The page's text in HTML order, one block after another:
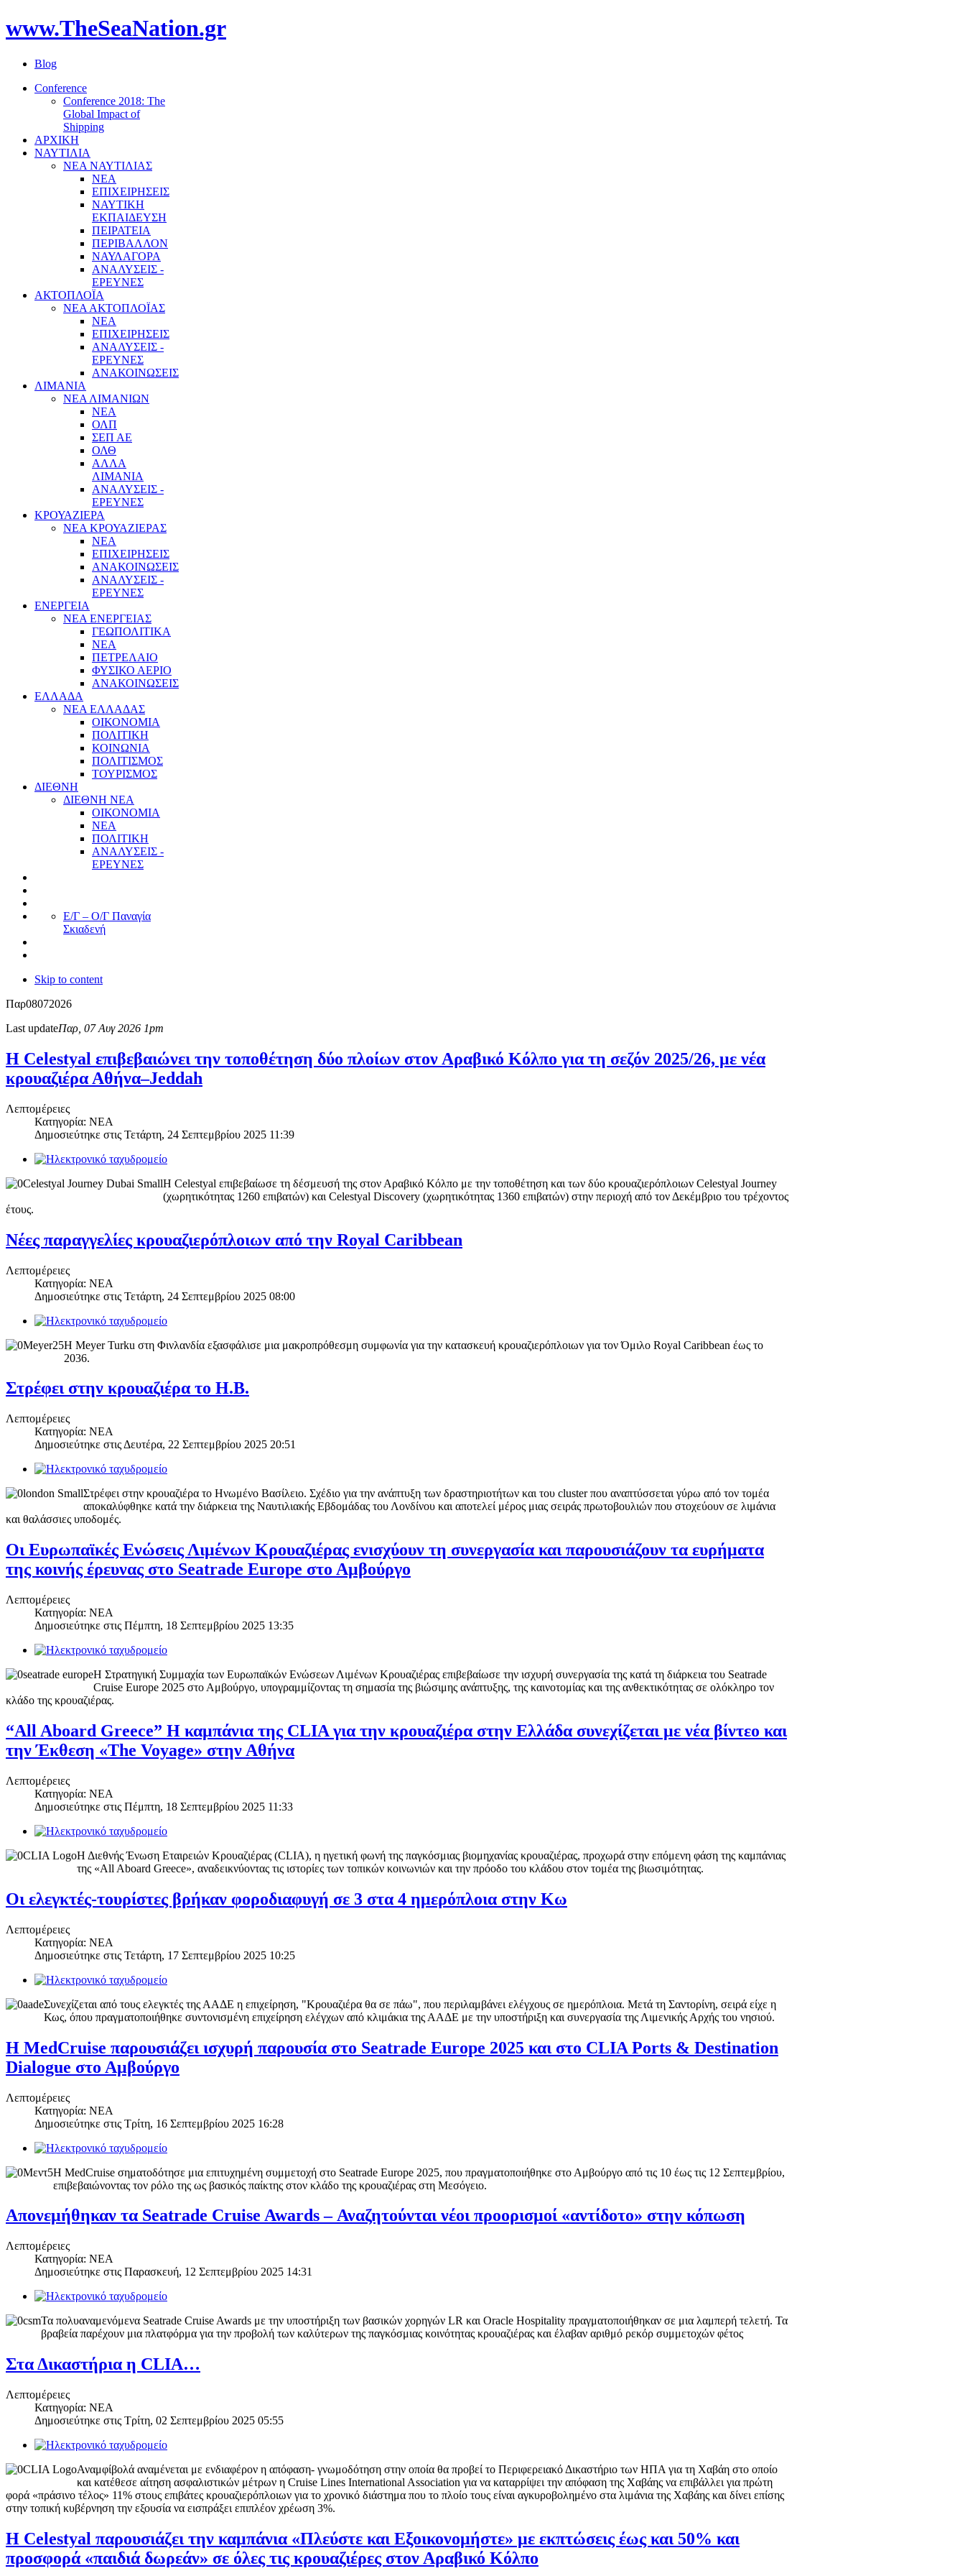
www.TheSeaNation.gr
Blog
Conference
Conference 2018: The
Global Impact of
Shipping
ΑΡΧΙΚΗ
ΝΑΥΤΙΛΙΑ
ΝΕΑ ΝΑΥΤΙΛΙΑΣ
ΝΕΑ
ΕΠΙΧΕΙΡΗΣΕΙΣ
ΝΑΥΤΙΚΗ
ΕΚΠΑΙΔΕΥΣΗ
ΠΕΙΡΑΤΕΙΑ
ΠΕΡΙΒΑΛΛΟΝ
ΝΑΥΛΑΓΟΡΑ
ΑΝΑΛΥΣΕΙΣ -
ΕΡΕΥΝΕΣ
ΑΚΤΟΠΛΟΪΑ
ΝΕΑ ΑΚΤΟΠΛΟΪΑΣ
ΝΕΑ
ΕΠΙΧΕΙΡΗΣΕΙΣ
ΑΝΑΛΥΣΕΙΣ -
ΕΡΕΥΝΕΣ
ΑΝΑΚΟΙΝΩΣΕΙΣ
ΛΙΜΑΝΙΑ
ΝΕΑ ΛΙΜΑΝΙΩΝ
ΝΕΑ
ΟΛΠ
ΣΕΠ ΑΕ
ΟΛΘ
ΑΛΛΑ
ΛΙΜΑΝΙΑ
ΑΝΑΛΥΣΕΙΣ -
ΕΡΕΥΝΕΣ
ΚΡΟΥΑΖΙΕΡΑ
ΝΕΑ ΚΡΟΥΑΖΙΕΡΑΣ
NEA
ΕΠΙΧΕΙΡΗΣΕΙΣ
ΑΝΑΚΟΙΝΩΣΕΙΣ
ΑΝΑΛΥΣΕΙΣ -
ΕΡΕΥΝΕΣ
ΕΝΕΡΓΕΙΑ
ΝΕΑ ΕΝΕΡΓΕΙΑΣ
ΓΕΩΠΟΛΙΤΙΚΑ
ΝΕΑ
ΠΕΤΡΕΛΑΙΟ
ΦΥΣΙΚΟ ΑΕΡΙΟ
ΑΝΑΚΟΙΝΩΣΕΙΣ
ΕΛΛΑΔΑ
ΝΕΑ ΕΛΛΑΔΑΣ
ΟΙΚΟΝΟΜΙΑ
ΠΟΛΙΤΙΚΗ
ΚΟΙΝΩΝΙΑ
ΠΟΛΙΤΙΣΜΟΣ
ΤΟΥΡΙΣΜΟΣ
ΔΙΕΘΝΗ
ΔΙΕΘΝΗ ΝΕΑ
ΟΙΚΟΝΟΜΙΑ
ΝΕΑ
ΠΟΛΙΤΙΚΗ
ΑΝΑΛΥΣΕΙΣ -
ΕΡΕΥΝΕΣ
Ε/Γ – Ο/Γ Παναγία
Σκιαδενή
Skip to content
Παρ08072026
Last updateΠαρ, 07 Αυγ 2026 1pm
Η Celestyal επιβεβαιώνει την τοποθέτηση δύο πλοίων στον Αραβικό Κόλπο για τη σεζόν 2025/26, με νέα
κρουαζιέρα Αθήνα–Jeddah
Λεπτομέρειες
Κατηγορία: ΝΕΑ
Δημοσιεύτηκε στις Τετάρτη, 24 Σεπτεμβρίου 2025 11:39
Η Celestyal επιβεβαίωσε τη δέσμευσή της στον Αραβικό Κόλπο με την τοποθέτηση και των δύο κρουαζιερόπλοιων Celestyal Journey
(χωρητικότητας 1260 επιβατών) και Celestyal Discovery (χωρητικότητας 1360 επιβατών) στην περιοχή από τον Δεκέμβριο του τρέχοντος
έτους.
Νέες παραγγελίες κρουαζιερόπλοιων από την Royal Caribbean
Λεπτομέρειες
Κατηγορία: ΝΕΑ
Δημοσιεύτηκε στις Τετάρτη, 24 Σεπτεμβρίου 2025 08:00
Η Meyer Turku στη Φινλανδία εξασφάλισε μια μακροπρόθεσμη συμφωνία για την κατασκευή κρουαζιερόπλοιων για τον Όμιλο Royal Caribbean έως το
2036.
Στρέφει στην κρουαζιέρα το Η.Β.
Λεπτομέρειες
Κατηγορία: ΝΕΑ
Δημοσιεύτηκε στις Δευτέρα, 22 Σεπτεμβρίου 2025 20:51
Στρέφει στην κρουαζιέρα το Ηνωμένο Βασίλειο. Σχέδιο για την ανάπτυξη των δραστηριοτήτων και του cluster που αναπτύσσεται γύρω από τον τομέα
αποκαλύφθηκε κατά την διάρκεια της Ναυτιλιακής Εβδομάδας του Λονδίνου και αποτελεί μέρος μιας σειράς πρωτοβουλιών που στοχεύουν σε λιμάνια
και θαλάσσιες υποδομές.
Οι Ευρωπαϊκές Ενώσεις Λιμένων Κρουαζιέρας ενισχύουν τη συνεργασία και παρουσιάζουν τα ευρήματα
της κοινής έρευνας στο Seatrade Europe στο Αμβούργο
Λεπτομέρειες
Κατηγορία: ΝΕΑ
Δημοσιεύτηκε στις Πέμπτη, 18 Σεπτεμβρίου 2025 13:35
Η Στρατηγική Συμμαχία των Ευρωπαϊκών Ενώσεων Λιμένων Κρουαζιέρας επιβεβαίωσε την ισχυρή συνεργασία της κατά τη διάρκεια του Seatrade
Cruise Europe 2025 στο Αμβούργο, υπογραμμίζοντας τη σημασία της βιώσιμης ανάπτυξης, της καινοτομίας και της ανθεκτικότητας σε ολόκληρο τον
κλάδο της κρουαζιέρας.
“All Aboard Greece” Η καμπάνια της CLIA για την κρουαζιέρα στην Ελλάδα συνεχίζεται με νέα βίντεο και
την Έκθεση «The Voyage» στην Αθήνα
Λεπτομέρειες
Κατηγορία: ΝΕΑ
Δημοσιεύτηκε στις Πέμπτη, 18 Σεπτεμβρίου 2025 11:33
Η Διεθνής Ένωση Εταιρειών Κρουαζιέρας (CLIA), η ηγετική φωνή της παγκόσμιας βιομηχανίας κρουαζιέρας, προχωρά στην επόμενη φάση της καμπάνιας
της «All Aboard Greece», αναδεικνύοντας τις ιστορίες των τοπικών κοινωνιών και την πρόοδο του κλάδου στον τομέα της βιωσιμότητας.
Οι ελεγκτές-τουρίστες βρήκαν φοροδιαφυγή σε 3 στα 4 ημερόπλοια στην Κω
Λεπτομέρειες
Κατηγορία: ΝΕΑ
Δημοσιεύτηκε στις Τετάρτη, 17 Σεπτεμβρίου 2025 10:25
Συνεχίζεται από τους ελεγκτές της ΑΑΔΕ η επιχείρηση, "Κρουαζιέρα θα σε πάω", που περιλαμβάνει ελέγχους σε ημερόπλοια. Μετά τη Σαντορίνη, σειρά είχε η
Κως, όπου πραγματοποιήθηκε συντονισμένη επιχείρηση ελέγχων από κλιμάκια της ΑΑΔΕ με την υποστήριξη και συνεργασία της Λιμενικής Αρχής του νησιού.
Η MedCruise παρουσιάζει ισχυρή παρουσία στο Seatrade Europe 2025 και στο CLIA Ports & Destination
Dialogue στο Αμβούργο
Λεπτομέρειες
Κατηγορία: ΝΕΑ
Δημοσιεύτηκε στις Τρίτη, 16 Σεπτεμβρίου 2025 16:28
Η MedCruise σηματοδότησε μια επιτυχημένη συμμετοχή στο Seatrade Europe 2025, που πραγματοποιήθηκε στο Αμβούργο από τις 10 έως τις 12 Σεπτεμβρίου,
επιβεβαιώνοντας τον ρόλο της ως βασικός παίκτης στον κλάδο της κρουαζιέρας στη Μεσόγειο.
Απονεμήθηκαν τα Seatrade Cruise Awards – Αναζητούνται νέοι προορισμοί «αντίδοτο» στην κόπωση
Λεπτομέρειες
Κατηγορία: ΝΕΑ
Δημοσιεύτηκε στις Παρασκευή, 12 Σεπτεμβρίου 2025 14:31
Τα πολυαναμενόμενα Seatrade Cruise Awards με την υποστήριξη των βασικών χορηγών LR και Oracle Hospitality πραγματοποιήθηκαν σε μια λαμπερή τελετή. Τα
βραβεία παρέχουν μια πλατφόρμα για την προβολή των καλύτερων της παγκόσμιας κοινότητας κρουαζιέρας και έλαβαν αριθμό ρεκόρ συμμετοχών φέτος
Στα Δικαστήρια η CLIA…
Λεπτομέρειες
Κατηγορία: ΝΕΑ
Δημοσιεύτηκε στις Τρίτη, 02 Σεπτεμβρίου 2025 05:55
Αναμφίβολά αναμένεται με ενδιαφέρον η απόφαση- γνωμοδότηση στην οποία θα προβεί το Περιφερειακό Δικαστήριο των ΗΠΑ για τη Χαβάη στο οποίο
και κατέθεσε αίτηση ασφαλιστικών μέτρων η Cruise Lines International Association για να καταρρίψει την απόφαση της Χαβάης να επιβάλλει για πρώτη
φορά «πράσινο τέλος» 11% στους επιβάτες κρουαζιερόπλοιων για το χρονικό διάστημα που το πλοίο τους είναι αγκυροβολημένο στα λιμάνια της Χαβάης και δίνει επίσης
στην τοπική κυβέρνηση την εξουσία να εισπράξει επιπλέον χρέωση 3%.
Η Celestyal παρουσιάζει την καμπάνια «Πλεύστε και Εξοικονομήστε» με εκπτώσεις έως και 50% και
προσφορά «παιδιά δωρεάν» σε όλες τις κρουαζιέρες στον Αραβικό Κόλπο